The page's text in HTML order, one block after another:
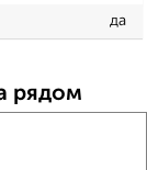
да
рядом